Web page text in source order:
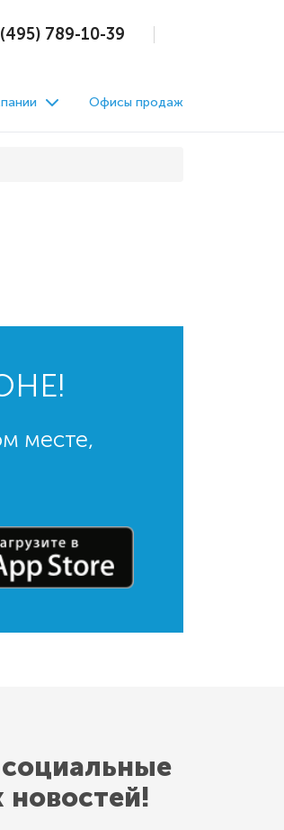
789-10-39
Офисы продаж
месте,
новостей!